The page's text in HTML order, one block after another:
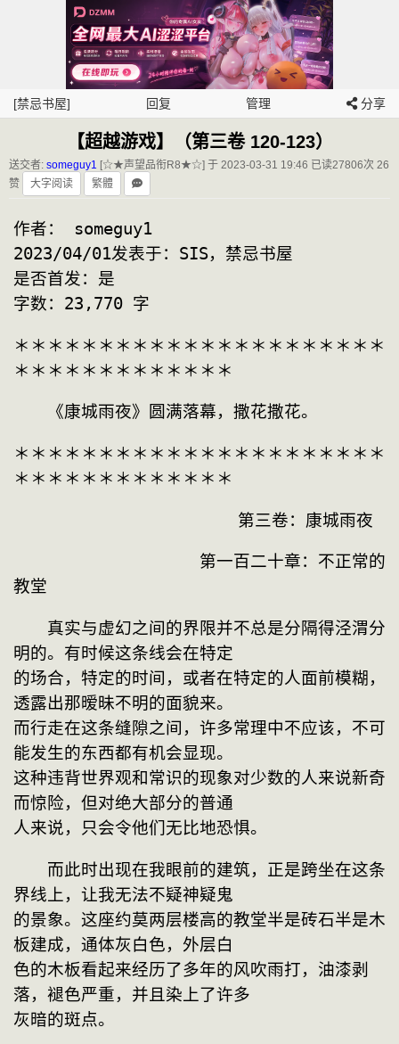
[禁忌书屋] 回复 管理 分享
【超越游戏】（第三卷 120-123）
送交者: someguy1 [☆★声望品衔R8★☆] 于 2023-03-31 19:46 已读27806次 26
赞
大字阅读 繁體
作者： someguy1
2023/04/01发表于：SIS，禁忌书屋
是否首发：是
字数：23,770 字
＊＊＊＊＊＊＊＊＊＊＊＊＊＊＊＊＊＊＊＊＊＊
＊＊＊＊＊＊＊＊＊＊＊＊＊
《康城雨夜》圆满落幕，撒花撒花。
＊＊＊＊＊＊＊＊＊＊＊＊＊＊＊＊＊＊＊＊＊＊
＊＊＊＊＊＊＊＊＊＊＊＊＊
第三卷：康城雨夜
第一百二十章：不正常的
教堂
真实与虚幻之间的界限并不总是分隔得泾渭分
明的。有时候这条线会在特定
的场合，特定的时间，或者在特定的人面前模糊，
透露出那暧昧不明的面貌来。
而行走在这条缝隙之间，许多常理中不应该，不可
能发生的东西都有机会显现。
这种违背世界观和常识的现象对少数的人来说新奇
而惊险，但对绝大部分的普通
人来说，只会令他们无比地恐惧。
而此时出现在我眼前的建筑，正是跨坐在这条
界线上，让我无法不疑神疑鬼
的景象。这座约莫两层楼高的教堂半是砖石半是木
板建成，通体灰白色，外层白
色的木板看起来经历了多年的风吹雨打，油漆剥
落，褪色严重，并且染上了许多
灰暗的斑点。